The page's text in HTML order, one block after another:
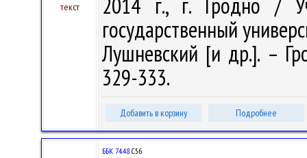
текст
государственный
Лушневский [и др.]. –
329-333.
Добавить в корзину Подробнее
ББК 74.48 С56